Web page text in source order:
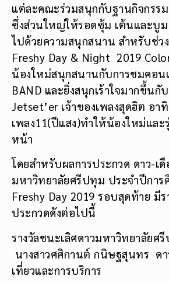
แต่ละคณะร่วมสนุกกับฐานกิจกรร
ซึ่งส่วนใหญ่ให้รอดซุ้ม เต้นและบูม
ไปด้วยความสนุกสนาน สำหรับช่ว
Freshy Day & Night 2019
น้องใหม่สนุกสนานกับการชมคอนเ
BAND และยิ่งสนุกเร้าใจมากขึ้นกั
Jetset’er เจ้าของเพลงสุดฮิต อาทิ
เพลง11(ปีแสง)ทำให้น้องใหม่แล
หน้า
โดยสำหรับผลการประกวด ดาว-เ
มหาวิทยาลัยศรีปทุม ประจำปีการ
Freshy Day 2019 รอบสุดท้าย มีร
ประกวดดังต่อไปนี้
รางวัลชนะเลิศดาวมหาวิทยาลัยศ
นางสาวศศิกานต์ กนิษฐสุนทร ดา
เที่ยวและการบริการ